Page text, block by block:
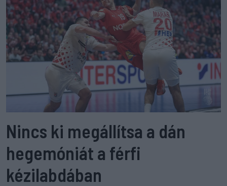
Nincs ki megállítsa a dán
hegemóniát a férfi
kézilabdában